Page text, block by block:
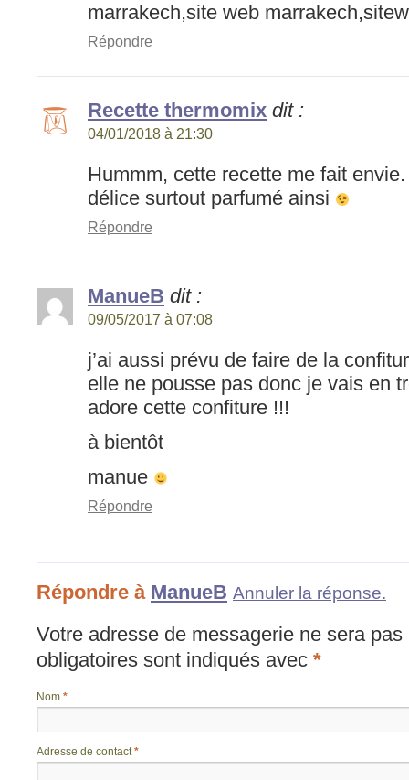
marrakech,site web
Répondre
Recette thermomix dit :
04/01/2018 à 21:30
Hummm, cette recette me fait
délice surtout parfumé ainsi
Répondre
ManueB dit :
09/05/2017 à 07:08
j’ai aussi prévu de faire de la
elle ne pousse pas donc je vais en
adore cette confiture !!!
à bientôt
manue
Répondre
Répondre à ManueB Annuler la réponse.
Votre adresse de messagerie ne sera pas
obligatoires sont indiqués avec *
Nom *
Adresse de contact *